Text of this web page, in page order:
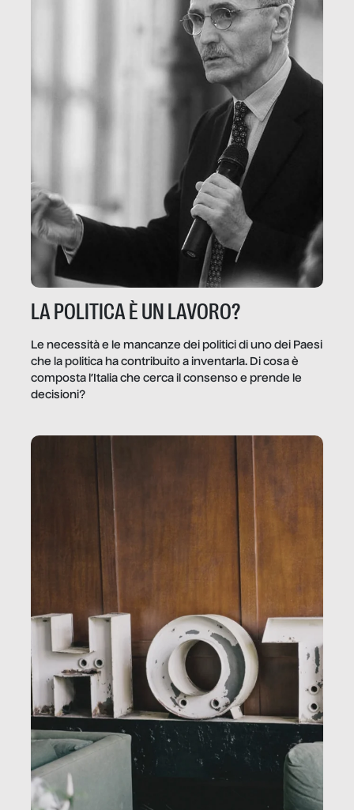
LA POLITICA È UN LAVORO?
Le necessità e le mancanze dei politici di uno dei Paesi
che la politica ha contribuito a inventarla. Di cosa è
composta l’Italia che cerca il consenso e prende le
decisioni?